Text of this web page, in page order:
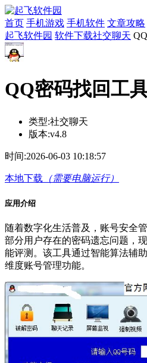
首页 手机游戏 手机软件 文章攻略
起飞软件园 软件下载社交聊天
QQ密码找回工
类型:社交聊天
版本:v4.8
时间:2026-06-03 10:18:57
本地下载 （需要电脑运行）
应用介绍
随着数字化生活普及，账号安全
部分用户存在的密码遗忘问题，
能评测。该工具通过智能算法辅
维度账号管理功能。